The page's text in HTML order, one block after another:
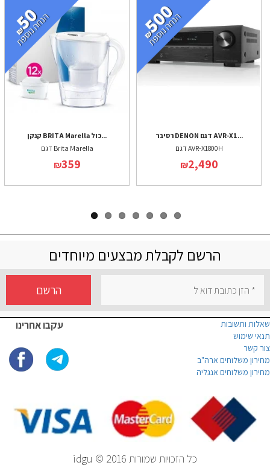
קנקן BRITA Marella כול...
דגם Brita Marella
₪359
רסיבר DENON דגם AVR-X1...
דגם AVR-X1800H
₪2,490
הרשם לקבלת מבצעים מיוחדים
הרשם
עקבו אחרינו
שאלות ותשובות
תנאי שימוש
צור קשר
מחירון משלוחים ארה"ב
מחירון משלוחים אנגליה
כל הזכויות שמורות idgu © 2016